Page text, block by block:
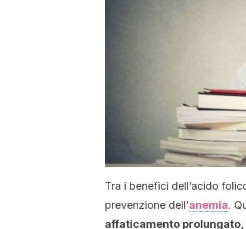
Tra i benefici dell’acido
prevenzione dell’anemia.
affaticamento prolungato,